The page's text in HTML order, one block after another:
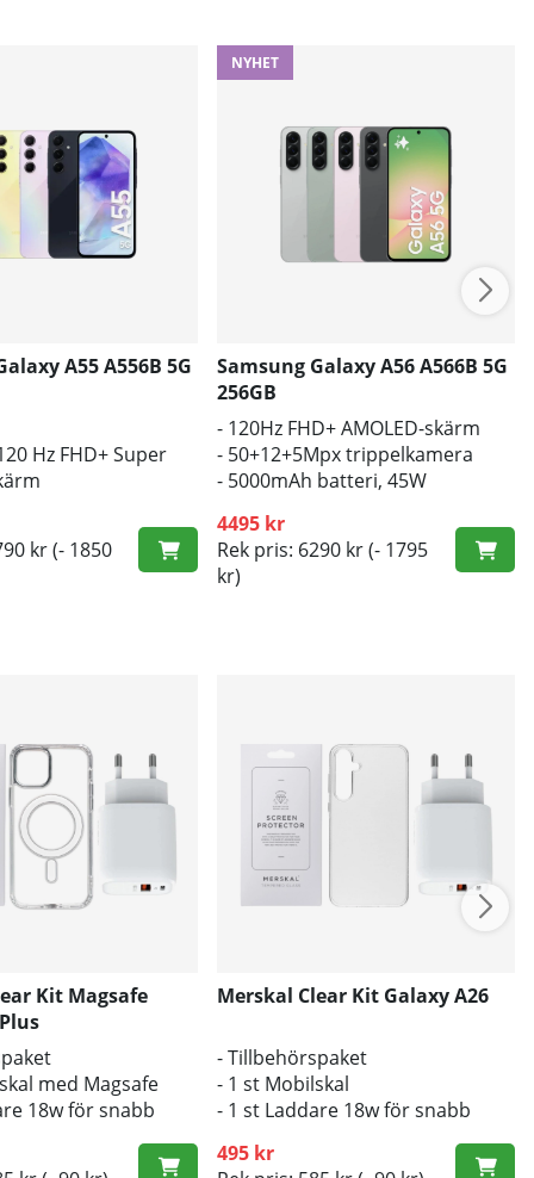
A55 A556B 5G
Hz FHD+ Super
kr(- 1850
NYHET
Samsung Galaxy A56 A566B 5G
256GB
- 120Hz FHD+ AMOLED-skärm
- 50+12+5Mpx trippelkamera
- 5000mAh batteri, 45W
4495 kr
Rek pris: 6290 kr(- 1795
kr)
Kit Magsafe
med Magsafe
18w för snabb
Merskal Clear Kit Galaxy A26
- Tillbehörspaket
- 1 st Mobilskal
- 1 st Laddare 18w för snabb
495 kr